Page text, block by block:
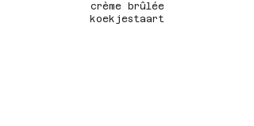
crème brûlée
koekjestaart